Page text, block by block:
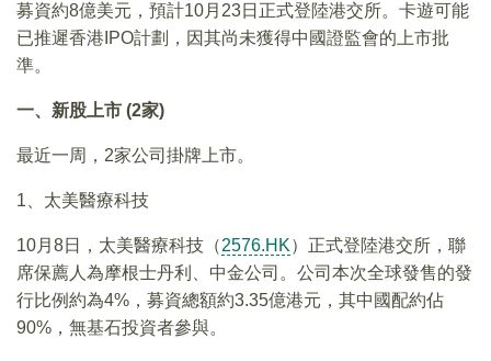
募資約8億美元，預計10月23日正式登陸港交所。卡遊可能
已推遲香港IPO計劃，因其尚未獲得中國證監會的上市批
準。
一、新股上市 (2家)
最近一周，2家公司掛牌上市。
1、太美醫療科技
10月8日，太美醫療科技（2576.HK）正式登陸港交所，聯
席保薦人為摩根士丹利、中金公司。公司本次全球發售的發
行比例約為4%，募資總額約3.35億港元，其中國配約佔
90%，無基石投資者參與。